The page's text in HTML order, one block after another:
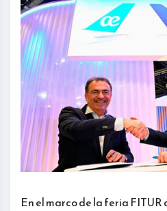
En el marco de la feria FITUR